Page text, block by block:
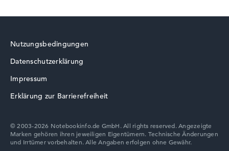
Lenovo Chromebook
Nutzungsbedingungen
Datenschutzerklärung
Impressum
Erklärung zur Barrierefreiheit
© 2003-2026 Notebookinfo.de GmbH. All rights reserved. Angezeigte
Marken gehören ihren jeweiligen Eigentümern. Technische Änderungen
und Irrtümer vorbehalten. Alle Angaben erfolgen ohne Gewähr.